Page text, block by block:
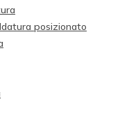
posizionato